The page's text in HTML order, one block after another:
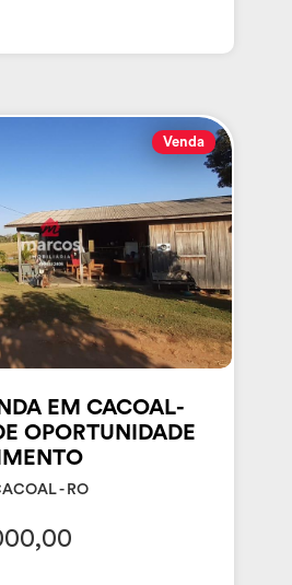
Venda
EM CACOAL-
OPORTUNIDADE
- RO